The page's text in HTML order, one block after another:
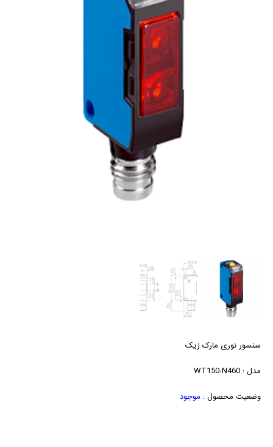
سنسور نوری مارک زیک
مدل : WT150-N460
وضعیت محصول : موجود